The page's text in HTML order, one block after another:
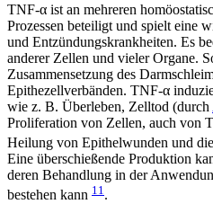
TNF-α ist an mehreren
Prozessen beteiligt und spielt eine
und Entzündungskrankheiten. Es
anderer Zellen und vieler Organe.
Zusammensetzung des
Epithezellverbänden. TNF-α
wie z. B. Überleben, Zelltod (durch
Proliferation von Zellen, auch von
Heilung von Epithelwunden und
Eine überschießende Produktion
deren Behandlung in der
bestehen kann 11 .